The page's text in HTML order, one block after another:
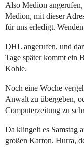
Also Medion
Medion, mit dieser
für uns erledigt.
DHL angerufen, und
Tage später kommt ein
Kohle.
Noch eine Woche
Anwalt zu übergeben,
Computerzeitung zu
Da klingelt es Samstag
großen Karton. Hurra,